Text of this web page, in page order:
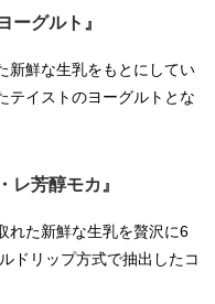
グルト』
新鮮な生乳をもとにしてい
テイストのヨーグルトとな
芳醇モカ』
れた新鮮な生乳を贅沢に6
ドリップ方式で抽出したコ